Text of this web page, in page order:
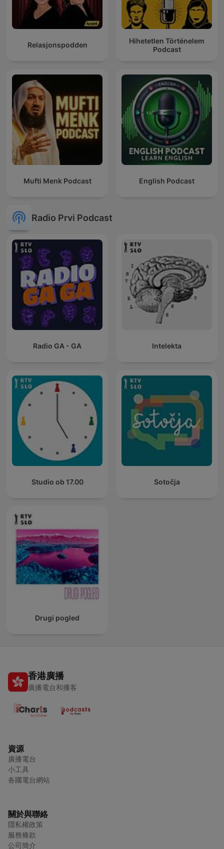
Relasjonspodden
Hihetetlen Történelem
Podcast
Mufti Menk Podcast English Podcast
Radio Prvi Podcast
Radio GA - GA Intelekta
Studio ob 17.00 Sotočja
Drugi pogled
香港廣播
廣播電台和播客
資源
廣播電台
小工具
各國電台網站
關於與聯絡
隱私權政策
服務條款
公司簡介